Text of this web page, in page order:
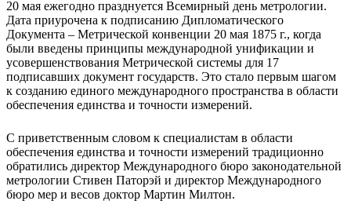
20 мая ежегодно празднуется Всемирный день метрологии.
Дата приурочена к подписанию Дипломатического
Документа – Метрической конвенции 20 мая 1875 г., когда
были введены принципы международной унификации и
усовершенствования Метрической системы для 17
подписавших документ государств. Это стало первым шагом
к созданию единого международного пространства в области
обеспечения единства и точности измерений.
С приветственным словом к специалистам в области
обеспечения единства и точности измерений традиционно
обратились директор Международного бюро законодательной
метрологии Стивен Паторэй и директор Международного
бюро мер и весов доктор Мартин Милтон.